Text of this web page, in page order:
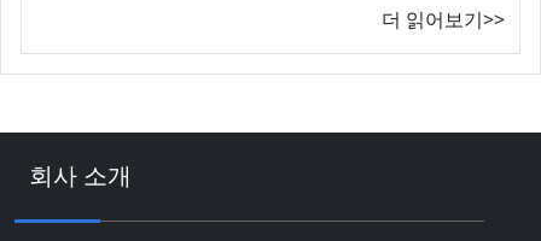
더 읽어보기>>
회사 소개